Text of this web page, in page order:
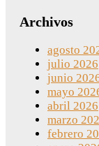
Archivos
agosto
julio 2026
junio
mayo
abril 2026
marzo
febrero